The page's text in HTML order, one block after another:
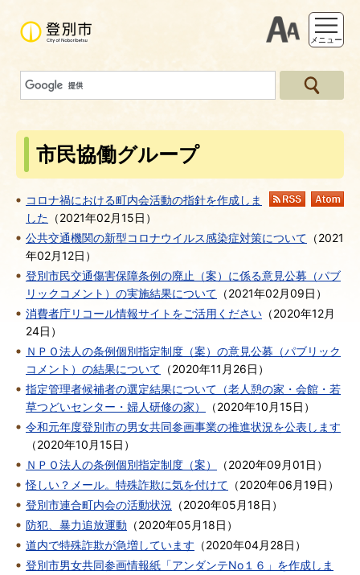
支援ツー
メニュー
市民協働グループ
RSS
コロナ禍における町内会活動の指針を作成しま
した （2021年02月15日 ）
公共交通機関の新型コロナウイルス感染症対策について （2021
年02月12日 ）
登別市民交通傷害保障条例の廃止（案）に係る意見公募（パブ
リックコメント）の実施結果について （2021年02月09日 ）
消費者庁リコール情報サイトをご活用ください （2020年12月
24日 ）
ＮＰＯ法人の条例個別指定制度（案）の意見公募（パブリック
コメント）の結果について （2020年11月26日 ）
指定管理者候補者の選定結果について（老人憩の家・会館・若
草つどいセンター・婦人研修の家）
（2020年10月15日 ）
令和元年度登別市の男女共同参画事業の推進状況を公表します
（2020年10月15日 ）
ＮＰＯ法人の条例個別指定制度（案）
（2020年09月01日 ）
怪しい？メール。特殊詐欺に気を付けて （2020年06月19日 ）
登別市連合町内会の活動状況
（2020年05月18日 ）
防犯、暴力追放運動 （2020年05月18日 ）
道内で特殊詐欺が急増しています （2020年04月28日 ）
登別市男女共同参画情報紙「アンダンテNo１６」を作成しま